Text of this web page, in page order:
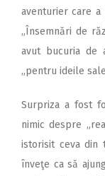
aventurier care a
„Însemnări de
avut bucuria de
„pentru ideile
Surpriza a fost
nimic despre
istorisit ceva
înveţe ca să